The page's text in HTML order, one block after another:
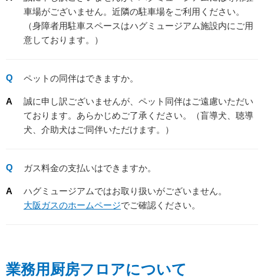
車場がございません。近隣の駐車場をご利用ください。
（身障者用駐車スペースはハグミュージアム施設内にご用
意しております。）
ペットの同伴はできますか。
誠に申し訳ございませんが、ペット同伴はご遠慮いただい
ております。あらかじめご了承ください。（盲導犬、聴導
犬、介助犬はご同伴いただけます。）
ガス料金の支払いはできますか。
ハグミュージアムではお取り扱いがございません。
大阪ガスのホームページでご確認ください。
業務用厨房フロアについて